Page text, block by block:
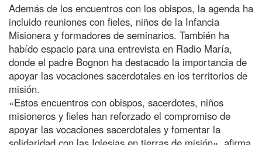
Además de los encuentros con los obispos, la agenda ha
incluido reuniones con fieles, niños de la Infancia
Misionera y formadores de seminarios. También ha
habído espacio para una entrevista en Radio María,
donde el padre Bognon ha destacado la importancia de
apoyar las vocaciones sacerdotales en los territorios de
misión.
«Estos encuentros con obispos, sacerdotes, niños
misioneros y fieles han reforzado el compromiso de
apoyar las vocaciones sacerdotales y fomentar la